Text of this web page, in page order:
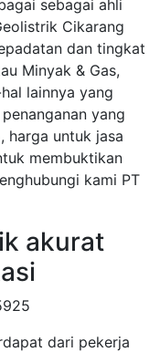
sebagai ahli
Cikarang
dan tingkat
Minyak & Gas,
lainnya yang
yang
harga untuk jasa
membuktikan
kami PT
akurat
dari pekerja